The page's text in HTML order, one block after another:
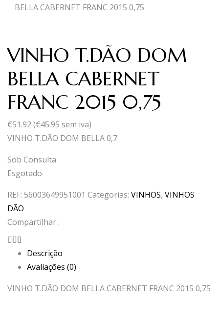
BELLA CABERNET FRANC 2015 0,75
VINHO T.DÃO DOM
BELLA CABERNET
FRANC 2015 0,75
€51.92 (€45.95 sem iva)
VINHO T.DÃO DOM BELLA 0,7
Sob Consulta
Esgotado
REF: 56003649951001 Categorias: VINHOS, VINHOS
DÃO
Compartilhar :
Descrição
Avaliações (0)
VINHO T.DÃO DOM BELLA CABERNET FRANC 2015 0,75